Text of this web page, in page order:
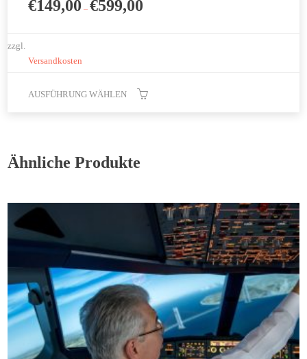
€149,00 –€599,00
zzgl.
Versandkosten
AUSFÜHRUNG WÄHLEN
mehrere
Optionen
Produktseite
gewählt
werden
Ähnliche Produkte